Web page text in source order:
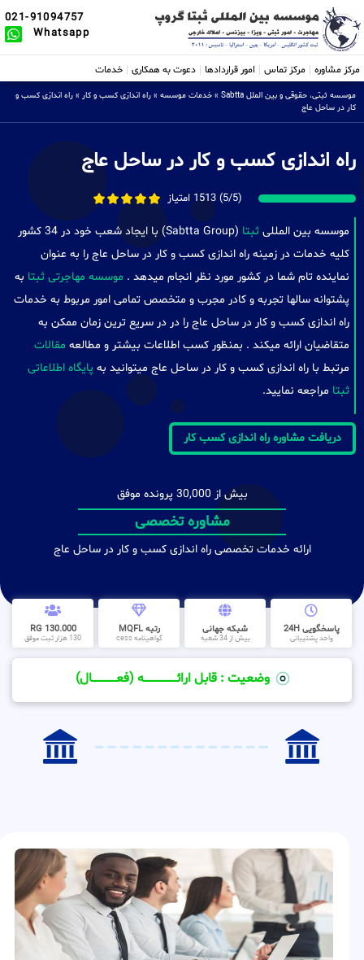
021-91094757
Whatsapp
مرکز مشاوره مرکز تماس امور قراردادها دعوت به همکاری خدمات
موسسه ثبتی، حقوقی و بین الملل Sabtta » خدمات موسسه» راه اندازی کسب و کار » راه اندازی کسب و
کار در ساحل عاج
راه اندازی کسب و کار در ساحل عاج
(5/5) 1513 امتیاز
موسسه بین المللی ثبتا
(Sabtta Group) با ایجاد شعب خود در 34 کشور
کلیه خدمات در زمینه راه اندازی کسب و کار در ساحل عاج را به عنوان
نماینده تام شما در کشور مورد نظر انجام میدهد . موسسه مهاجرتی ثبتابه
پشتوانه سالها تجربه و کادر مجرب و متخصص تمامی امور مربوط به خدمات
راه اندازی کسب و کار در ساحل عاج را در در سریع ترین زمان ممکن به
متقاضیان ارائه میکند . بمنظور کسب اطلاعات بیشتر و مطالعه مقالات
مرتبط با راه اندازی کسب و کار در ساحل عاج میتوانید به پایگاه اطلاعاتی
ثبتا مراجعه نمایید.
دریافت مشاوره راه اندازی کسب کار
بیش از 30,000 پرونده موفق
مشاوره تخصصی
ارائه خدمات تخصصی راه اندازی کسب و کار در ساحل عاج
پاسخگویی 24H
واحد پشتیبانی
شبکه جهانی
بیش از 34 شعبه
رتبه MQFL
گواهینامه cess
130.000 RG
130 هزار ثبت موفق
وضعیت : قابل ارائــــــــــــــــــــه (فعـــــــــــــــال)